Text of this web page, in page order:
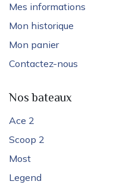
Mes informations
Mon historique
Mon panier
Contactez-nous
Nos bateaux
Ace 2
Scoop 2
Most
Legend